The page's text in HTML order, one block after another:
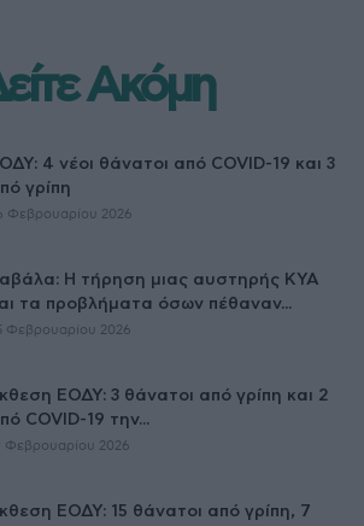
Ακόμη
4 νέοι θάνατοι από COVID-19 και 3
γρίπη
Φεβρουαρίου 2026
Η τήρηση μιας αυστηρής ΚΥΑ
τα προβλήματα όσων πέθαναν...
Φεβρουαρίου 2026
ΕΟΔΥ: 3 θάνατοι από γρίπη και 2
COVID-19 την...
Φεβρουαρίου 2026
ΕΟΔΥ: 15 θάνατοι από γρίπη, 7